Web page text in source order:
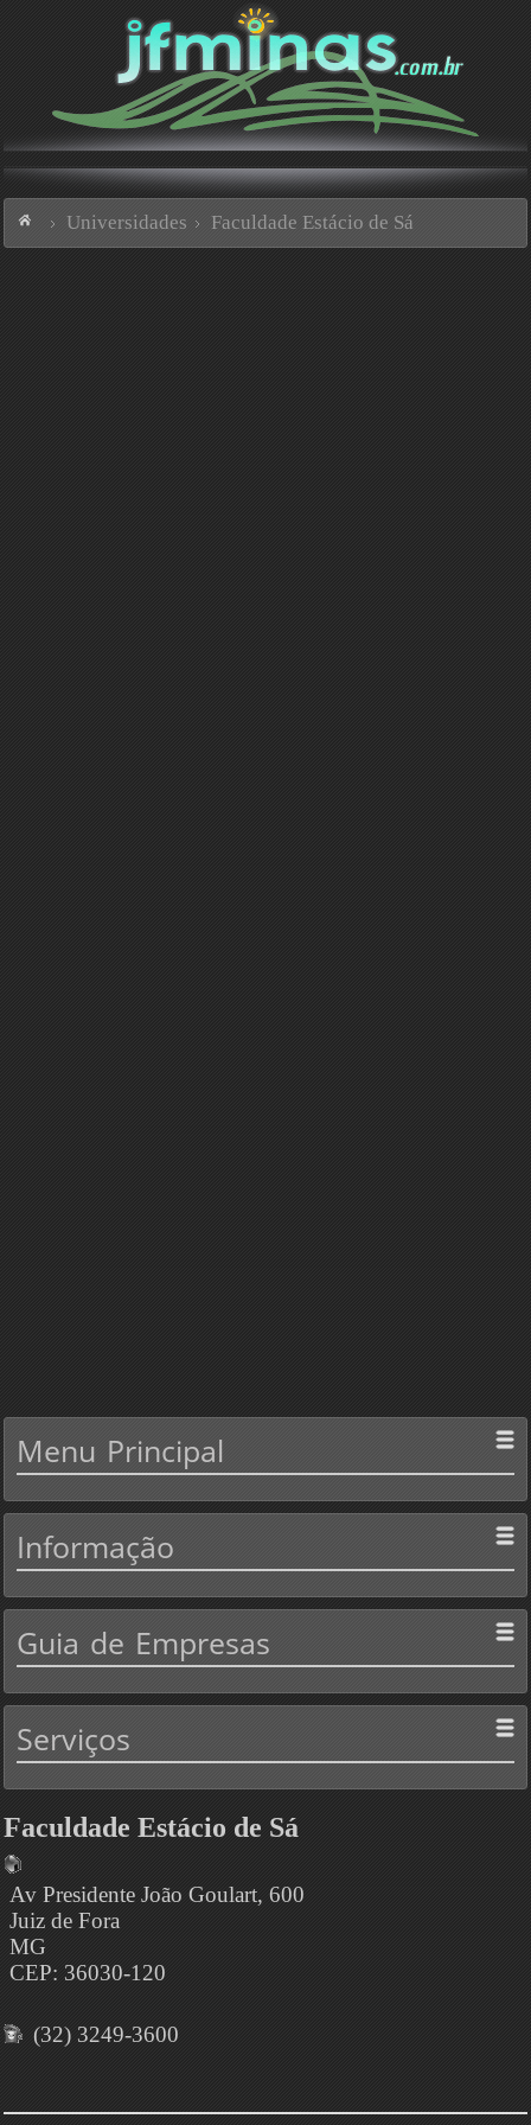
Universidades Faculdade Estácio de Sá
Menu Principal
Informação
Guia de Empresas
Serviços
Faculdade Estácio de Sá
Av Presidente João Goulart, 600
Juiz de Fora
MG
CEP: 36030-120
(32) 3249-3600